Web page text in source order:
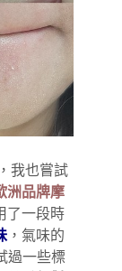
我也嘗試
洲品牌摩
了一段時
，氣味的
過一些標